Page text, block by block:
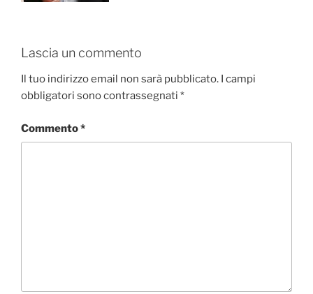
Lascia un commento
Il tuo indirizzo email non sarà pubblicato. I campi
obbligatori sono contrassegnati *
Commento*